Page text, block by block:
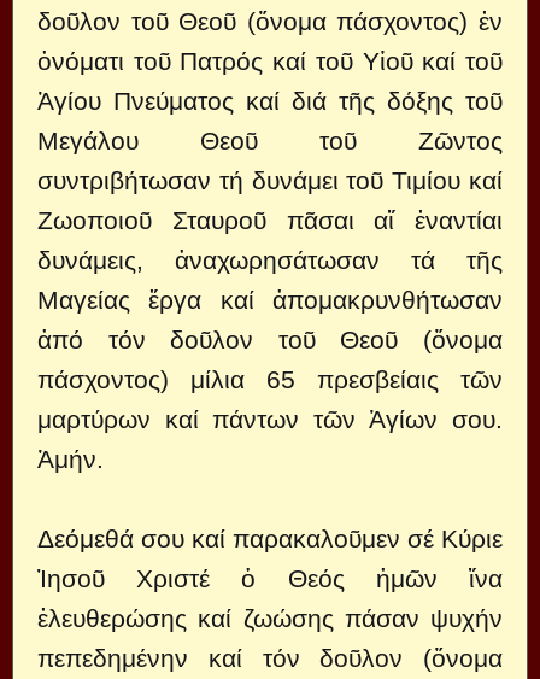
δοῦλον τοῦ Θεοῦ (ὄνομα πάσχοντος) ἐν
ὀνόματι τοῦ Πατρός καί τοῦ Υἱοῦ καί τοῦ
Ἁγίου Πνεύματος καί διά τῆς δόξης τοῦ
Μεγάλου Θεοῦ τοῦ Ζῶντος
συντριβήτωσαν τή δυνάμει τοῦ Τιμίου καί
Ζωοποιοῦ Σταυροῦ πᾶσαι αἵ ἐναντίαι
δυνάμεις, ἀναχωρησάτωσαν τά τῆς
Μαγείας ἔργα καί ἀπομακρυνθήτωσαν
ἀπό τόν δοῦλον τοῦ Θεοῦ (ὄνομα
πάσχοντος) μίλια 65 πρεσβείαις τῶν
μαρτύρων καί πάντων τῶν Ἁγίων σου.
Ἀμήν.
Δεόμεθά σου καί παρακαλοῦμεν σέ Κύριε
Ἰησοῦ Χριστέ ὁ Θεός ἠμῶν ἴνα
ἐλευθερώσης καί ζωώσης πάσαν ψυχήν
πεπεδημένην καί τόν δοῦλον (ὄνομα